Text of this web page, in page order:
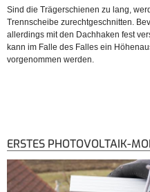
Sind die Trägerschienen zu lang,
Trennscheibe zurechtgeschnitten.
allerdings mit den Dachhaken fest
kann im Falle des Falles ein
vorgenommen werden.
ERSTES PHOTOVOLTAIK-